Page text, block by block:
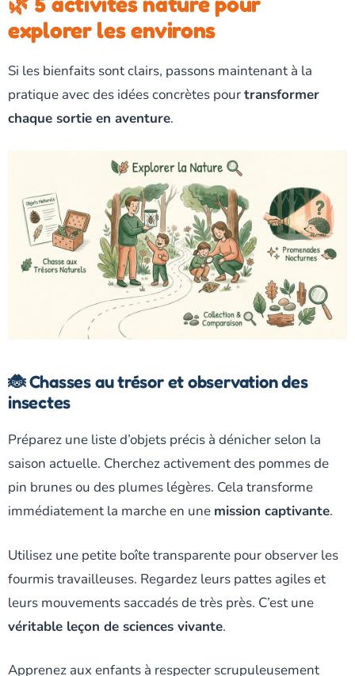
explorer les environs
Si les bienfaits sont clairs, passons maintenant à la
pratique avec des idées concrètes pourtransformer
chaque sortie en aventure.
🐞 Chasses au trésor et observation des
insectes
Préparez une liste d’objets précis à dénicher selon la
saison actuelle. Cherchez activement des pommes de
pin brunes ou des plumes légères. Cela transforme
immédiatement la marche en une mission captivante.
Utilisez une petite boîte transparente pour observer les
fourmis travailleuses. Regardez leurs pattes agiles et
leurs mouvements saccadés de très près. C’est une
véritable leçon de sciences vivante.
Apprenez aux enfants à respecter scrupuleusement